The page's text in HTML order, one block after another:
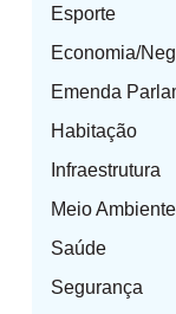
Esporte
Economia/
Emenda
Habitação
Infraestrutura
Meio Ambiente
Saúde
Segurança